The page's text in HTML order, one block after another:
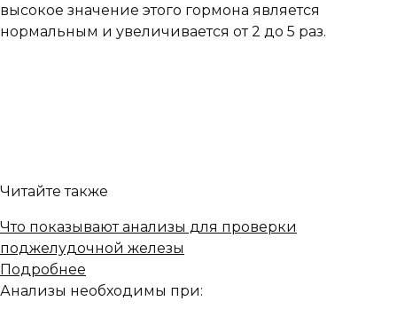
высокое значение этого гормона является
нормальным и увеличивается от 2 до 5 раз.
Читайте также
Что показывают анализы для проверки
поджелудочной железы
Подробнее
Анализы необходимы при: